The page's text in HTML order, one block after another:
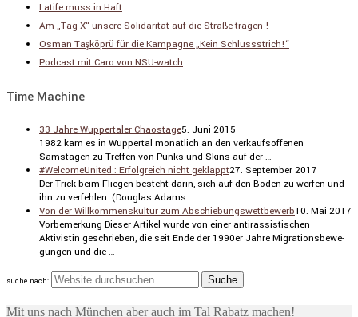
Latife muss in Haft
Am „Tag X“ unsere Solidarität auf die Straße tragen !
Osman Taşköprü für die Kampagne „Kein Schlussstrich!“
Podcast mit Caro von NSU-watch
Time Machine
33 Jahre Wuppertaler Chaostage5. Juni 2015
1982 kam es in Wuppertal monat­lich an den verkaufs­of­fenen
Samstagen zu Treffen von Punks und Skins auf der …
#WelcomeUnited : Erfolgreich nicht geklappt27. September 2017
Der Trick beim Fliegen besteht darin, sich auf den Boden zu werfen und
ihn zu verfehlen. (Douglas Adams …
Von der Willkommenskultur zum Abschiebungswettbewerb10. Mai 2017
Vorbe­mer­kung Dieser Artikel wurde von einer antiras­sis­ti­schen
Aktivistin geschrieben, die seit Ende der 1990er Jahre Migra­ti­ons­be­we­
gungen und die …
suche nach:
Mit uns nach München aber auch im Tal Rabatz machen!